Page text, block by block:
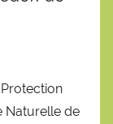
Naturelle de